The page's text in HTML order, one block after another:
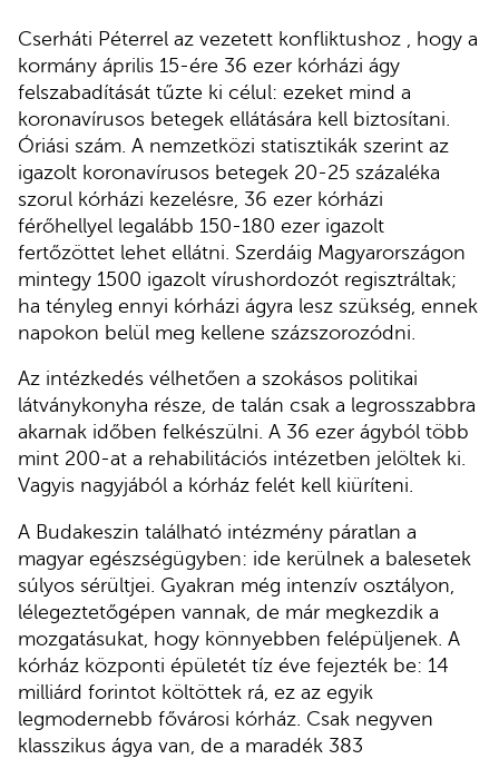
Cserháti Péterrel az vezetett konfliktushoz , hogy a
kormány április 15-ére 36 ezer kórházi ágy
felszabadítását tűzte ki célul: ezeket mind a
koronavírusos betegek ellátására kell biztosítani.
Óriási szám. A nemzetközi statisztikák szerint az
igazolt koronavírusos betegek 20-25 százaléka
szorul kórházi kezelésre, 36 ezer kórházi
férőhellyel legalább 150-180 ezer igazolt
fertőzöttet lehet ellátni. Szerdáig Magyarországon
mintegy 1500 igazolt vírushordozót regisztráltak;
ha tényleg ennyi kórházi ágyra lesz szükség, ennek
napokon belül meg kellene százszorozódni.
Az intézkedés vélhetően a szokásos politikai
látványkonyha része, de talán csak a legrosszabbra
akarnak időben felkészülni. A 36 ezer ágyból több
mint 200-at a rehabilitációs intézetben jelöltek ki.
Vagyis nagyjából a kórház felét kell kiüríteni.
A Budakeszin található intézmény páratlan a
magyar egészségügyben: ide kerülnek a balesetek
súlyos sérültjei. Gyakran még intenzív osztályon,
lélegeztetőgépen vannak, de már megkezdik a
mozgatásukat, hogy könnyebben felépüljenek. A
kórház központi épületét tíz éve fejezték be: 14
milliárd forintot költöttek rá, ez az egyik
legmodernebb fővárosi kórház. Csak negyven
klasszikus ágya van, de a maradék 383